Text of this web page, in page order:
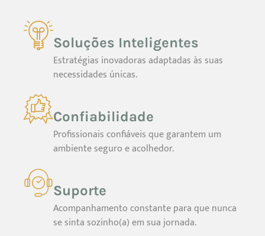
Soluções Inteligentes
Estratégias inovadoras adaptadas às suas
necessidades únicas.
Confiabilidade
Profissionais confiáveis que garantem um
ambiente seguro e acolhedor.
Suporte
Acompanhamento constante para que nunca
se sinta sozinho(a) em sua jornada.